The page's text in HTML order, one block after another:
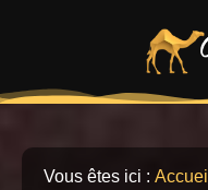
Vous êtes ici : Accueil